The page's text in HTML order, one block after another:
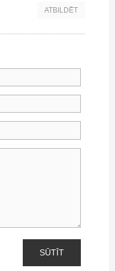
ATBILDĒT
SŪTĪT